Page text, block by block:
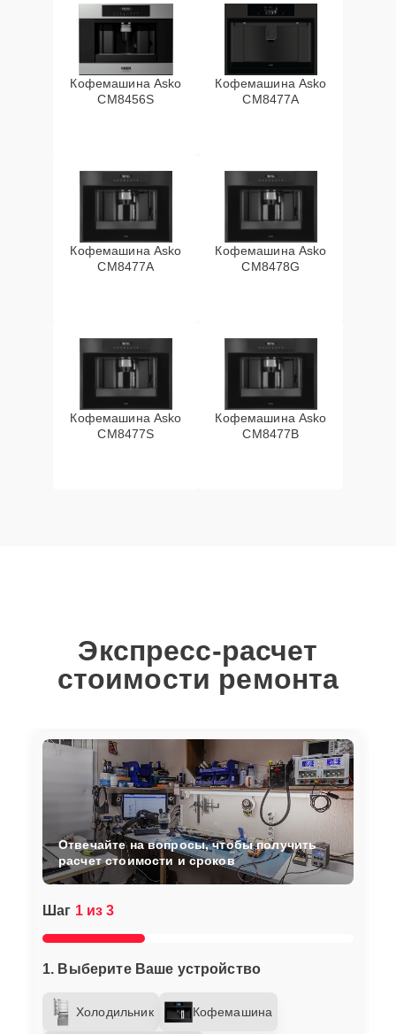
Кофемашина Asko
CM8456S
Кофемашина Asko
CM8477A
Кофемашина Asko
СМ8477А
Кофемашина Asko
CM8478G
Кофемашина Asko
CM8477S
Кофемашина Asko
CM8477B
Экспресс-расчет
стоимости ремонта
Шаг 1 из 3
1. Выберите Ваше устройство
Холодильник Кофемашина
Отвечайте на вопросы, чтобы получить
расчет стоимости и сроков